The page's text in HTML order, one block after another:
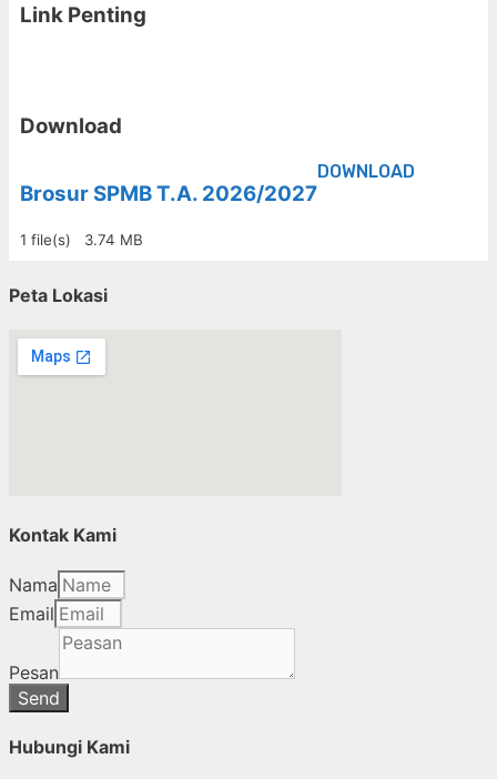
Link Penting
Download
Brosur SPMB T.A. 2026/2027
1 file(s) 3.74 MB
DOWNLOAD
Peta Lokasi
Kontak Kami
Nama
Email
Pesan
Send
Hubungi Kami